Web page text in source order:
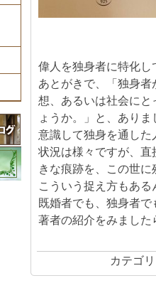
偉人を独身者に特化
あとがきで、「独身
想、あるいは社会に
ょうか。」と、ありま
意識して独身を通し
状況は様々ですが、
きな痕跡を、この世に
こういう捉え方もある
既婚者でも、独身者
著者の紹介をみまし
カテゴ